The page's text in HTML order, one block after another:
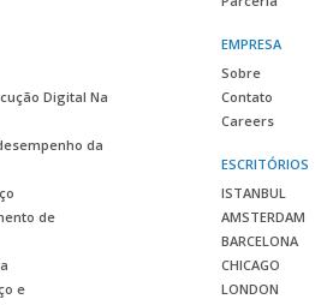
Digital Na
da
de
e
EMPRESA
Sobre
Contato
Careers
ESCRITÓRIOS
ISTANBUL
AMSTERDAM
BARCELONA
CHICAGO
LONDON